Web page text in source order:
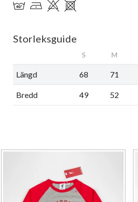
Storleksguide
S M
Längd 68 71
Bredd 49 52